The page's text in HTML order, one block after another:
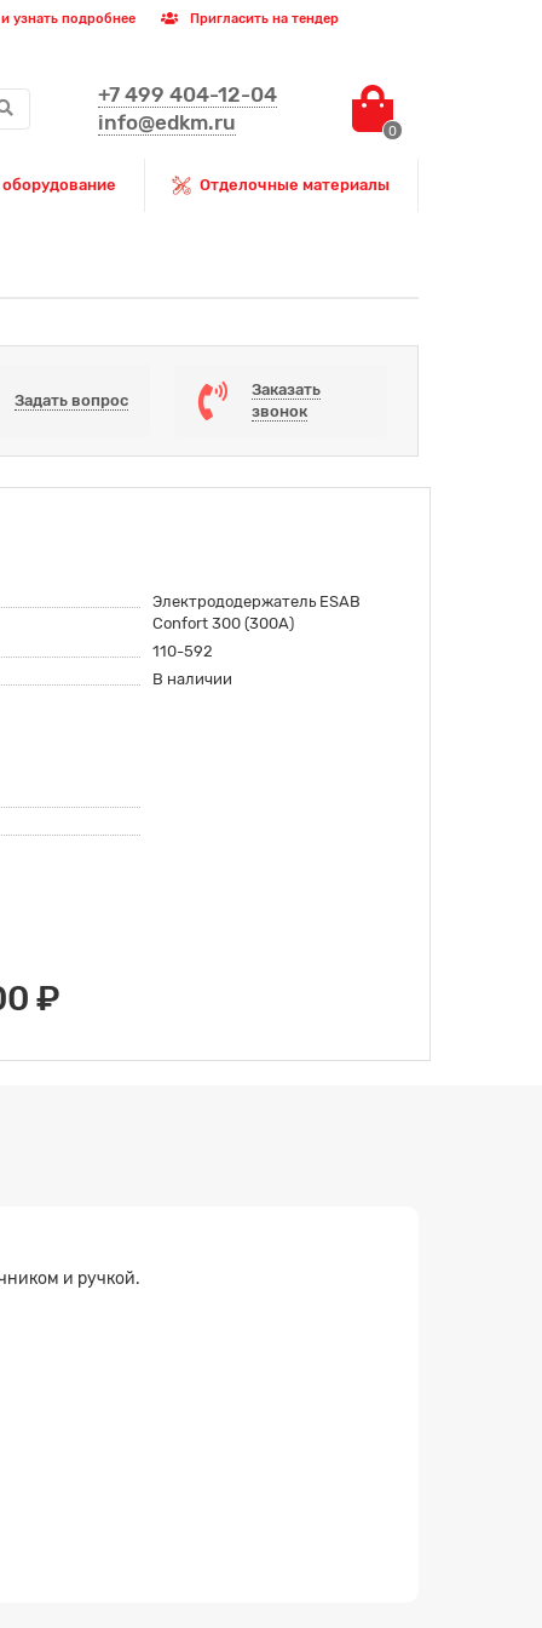
узнать подробнее Пригласить на тендер
+7 499 404-12-04
info@edkm.ru
0
Отделочные материалы
Задать вопрос
Заказать
звонок
Электрододержатель ESAB
Confort 300 (300А)
110-592
В наличии
₽
и ручкой.